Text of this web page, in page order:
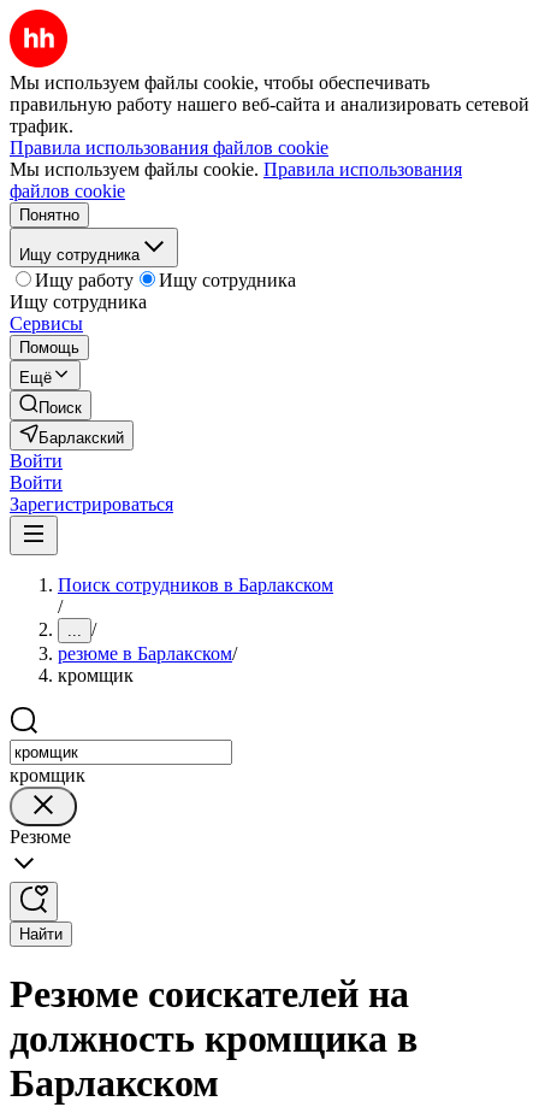
Мы используем файлы cookie, чтобы обеспечивать
правильную работу нашего веб-сайта и анализировать сетевой
трафик.
Правила использования файлов cookie
Мы используем файлы cookie. Правила использования
файлов cookie
Понятно
Ищу сотрудника
Ищу работу
Ищу сотрудника
Ищу сотрудника
Сервисы
Помощь
Ещё
Поиск
Барлакский
Войти
Войти
Зарегистрироваться
Поиск сотрудников в Барлакском
/
... /
резюме в Барлакском/
кромщик
кромщик
Резюме
Найти
Резюме соискателей на
должность кромщика в
Барлакском